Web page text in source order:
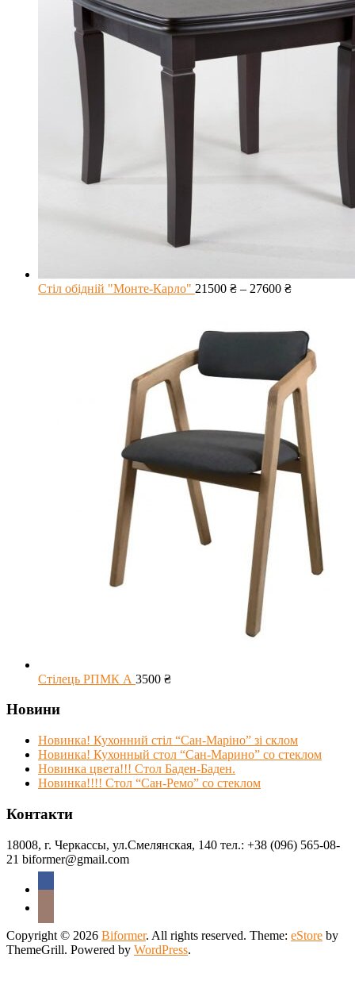
Стіл обідній "Монте-Карло" 21500 ₴ – 27600 ₴
Стілець РПМК А 3500 ₴
Новини
Новинка! Кухонний стіл “Сан-Маріно” зі склом
Новинка! Кухонный стол “Сан-Марино” со стеклом
Новинка цвета!!! Стол Баден-Баден.
Новинка!!!! Стол “Сан-Ремо” со стеклом
Контакти
18008, г. Черкассы, ул.Смелянская, 140 тел.: +38 (096) 565-08-
21 biformer@gmail.com
Copyright © 2026 Biformer. All rights reserved. Theme: eStore by
ThemeGrill. Powered by WordPress.